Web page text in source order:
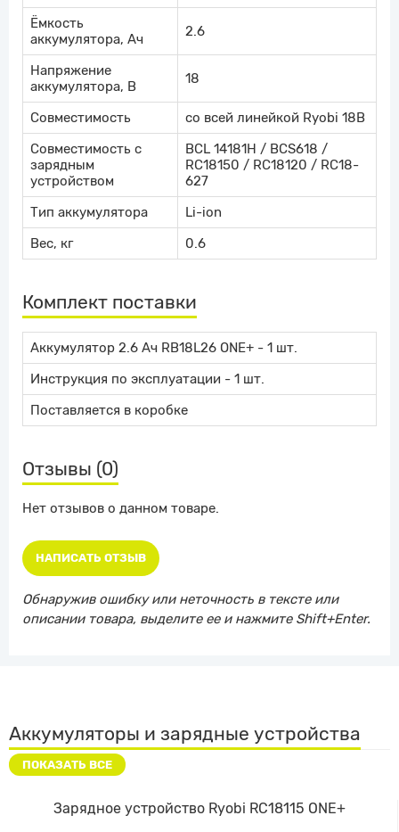
Ёмкость
аккумулятора, Ач
2.6
Напряжение
аккумулятора, В
18
Совместимость
со всей линейкой Ryobi 18В
Совместимость с
зарядным
устройством
BCL 14181H / BCS618 /
RC18150 / RC18120 / RC18-
627
Тип аккумулятора
Li-ion
Вес, кг
0.6
Комплект поставки
Аккумулятор 2.6 Ач RB18L26 ONE+ - 1 шт.
Инструкция по эксплуатации - 1 шт.
Поставляется в коробке
Отзывы (0)
Нет отзывов о данном товаре.
НАПИСАТЬ ОТЗЫВ
Обнаружив ошибку или неточность в тексте или
описании товара, выделите ее и нажмите Shift+Enter.
Аккумуляторы и зарядные устройства
ПОКАЗАТЬ ВСЕ
Зарядное устройство Ryobi RC18115 ONE+